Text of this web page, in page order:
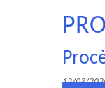
12/03/